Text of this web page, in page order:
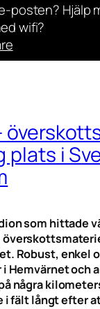
posten? Hjälp
wifi?
plats i
som hittade
Robust, enkel
Hemvärnet och
några
i fält långt efter